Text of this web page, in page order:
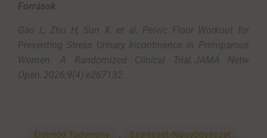
Források
Gao L, Zhu H, Sun X, et al Pelvic Floor Workout for
Preventing Stress Urinary Incontinence in Primiparous
Women: A Randomized Clinical Trial JAMA Netw
Open. 2026;9(4 ):e267132.
Életmód Tudomány Szülészet-Nőgyógyászat